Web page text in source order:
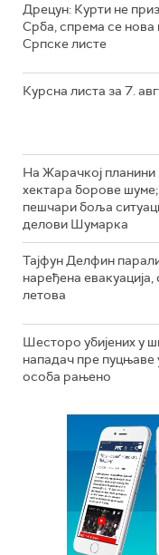
Дрецун: Курти не
Срба, спрема се нова
Српске листе
Курсна листа за 7.
На Жарачкој
хектара борове
пешчари боља
делови Шумарка
Тајфун Делфин
наређена
летова
Шесторо убијених у
нападач пре пуцњаве
особа рањено